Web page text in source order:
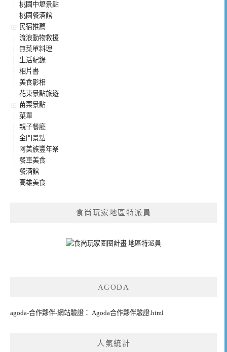
桃園中壢景點
桃園餐酒館
民宿推薦
流浪動物救援
無菜單料理
生活紀錄
相片書
美食影相
花東景點旅遊
苗栗景點
菜單
親子餐廳
金門景點
阿美族豐年祭
餐車美食
餐酒館
高雄美食
食尚玩家地區特派員
AGODA
agoda-合作夥伴-網站驗證： Agoda合作夥伴驗證.html
人氣統計